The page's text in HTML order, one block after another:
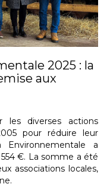
2025 : la
aux
les diverses actions
pour réduire leur
Environnementale a
€. La somme a été
associations locales,